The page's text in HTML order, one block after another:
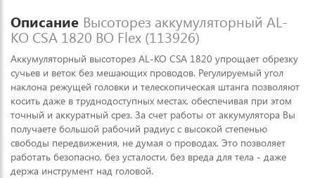
Описание Высоторез аккумуляторный AL-
KO CSА 1820 BO Flex (113926)
Аккумуляторный высоторез AL-KO CSA 1820 упрощает обрезку
сучьев и веток без мешающих проводов. Регулируемый угол
наклона режущей головки и телескопическая штанга позволяют
косить даже в труднодоступных местах, обеспечивая при этом
точный и аккуратный срез. За счет работы от аккумулятора Вы
получаете большой рабочий радиус с высокой степенью
свободы передвижения, не думая о проводах. Это позволяет
работать безопасно, без усталости, без вреда для тела - даже
держа инструмент над головой.